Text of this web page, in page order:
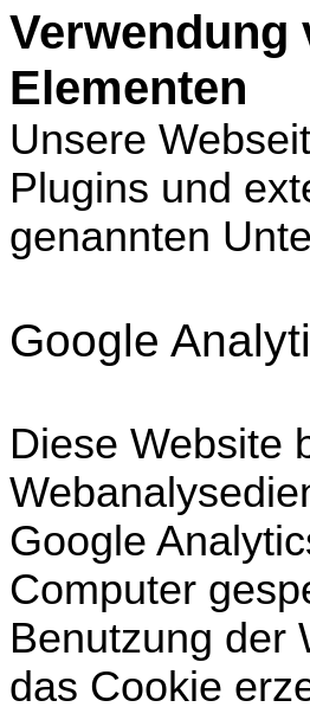
Verwendung
Elementen
Unsere
Plugins und
genannten
Google
Diese Website
Google
Computer
Benutzung der
das Cookie